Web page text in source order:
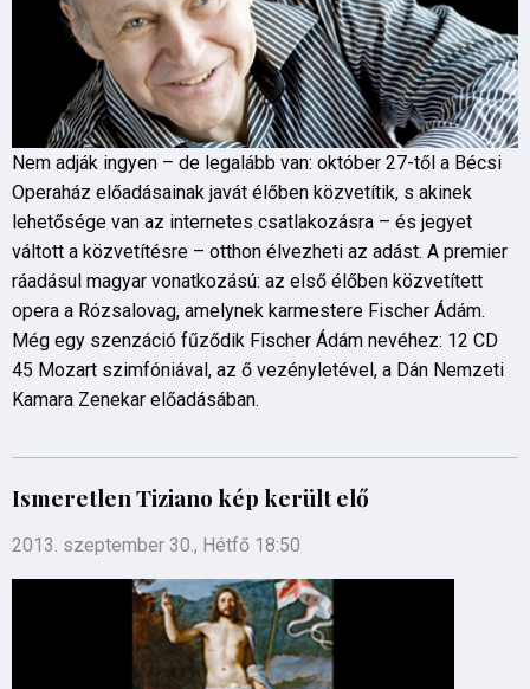
Nem adják ingyen – de legalább van: október 27-től a Bécsi
Operaház előadásainak javát élőben közvetítik, s akinek
lehetősége van az internetes csatlakozásra – és jegyet
váltott a közvetítésre – otthon élvezheti az adást. A premier
ráadásul magyar vonatkozású: az első élőben közvetített
opera a Rózsalovag, amelynek karmestere Fischer Ádám.
Még egy szenzáció fűződik Fischer Ádám nevéhez: 12 CD
45 Mozart szimfóniával, az ő vezényletével, a Dán Nemzeti
Kamara Zenekar előadásában.
Ismeretlen Tiziano kép került elő
2013. szeptember 30., Hétfő 18:50